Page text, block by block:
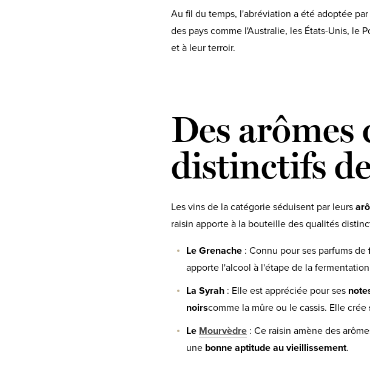
Au fil du temps, l'abréviation a été adoptée
des pays comme l'Australie, les États-Unis, le
et à leur terroir.
Des
distinctifs
Les vins de la catégorie séduisent par leurs
raisin apporte à la bouteille des qualités
Le Grenache : Connu pour ses parfums de
apporte l'alcool à l'étape de la
La Syrah : Elle est appréciée pour ses
noirscomme la mûre ou le cassis. Elle crée
Le Mourvèdre : Ce raisin amène des
une bonne aptitude au vieillissement.